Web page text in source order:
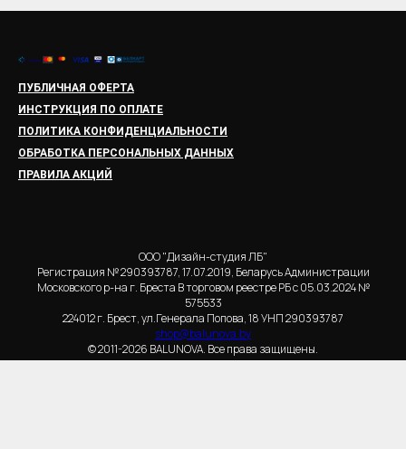
ПУБЛИЧНАЯ ОФЕРТА
ИНСТРУКЦИЯ ПО ОПЛАТЕ
ПОЛИТИКА КОНФИДЕНЦИАЛЬНОСТИ
ОБРАБОТКА ПЕРСОНАЛЬНЫХ ДАННЫХ
ПРАВИЛА АКЦИЙ
ООО "Дизайн-студия ЛБ"
Регистрация № 290393787, 17.07.2019, Беларусь Администрации
Московского р-на г. Бреста В торговом реестре РБ с 05.03.2024 №
575533
224012 г. Брест, ул.Генерала Попова, 18 УНП 290393787
shop@balunova.by
© 2011-2026 BALUNOVA. Все права защищены.